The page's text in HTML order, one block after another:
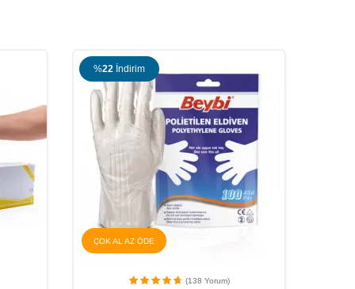
%22 İndirim
ÇOK AL AZ ÖDE
(138 Yorum)